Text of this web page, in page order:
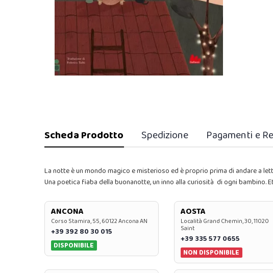
Scheda Prodotto Spedizione Pagamenti e
La notte è un mondo magico e misterioso ed è proprio prima di andare a
Una poetica fiaba della buonanotte, un inno alla curiosità di ogni bambino.
ANCONA
Corso Stamira, 55, 60122 Ancona AN
+39 392 80 30 015
DISPONIBILE
AOSTA
Località Grand Chemin, 30, 11020
Saint
+39 335 577 0655
NON DISPONIBILE